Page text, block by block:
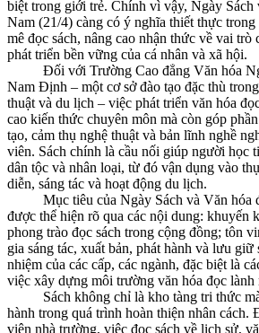
biệt trong giới trẻ. Chính vì vậy, Ngày Sách
Nam (21/4) càng có ý nghĩa thiết thực
mê đọc sách, nâng cao nhận thức về vai
phát triển bền vững của cá nhân và xã hội.
Đối với Trường Cao đẳng Văn hóa
Nam Định – một cơ sở đào tạo đặc thù
thuật và du lịch – việc phát triển văn hóa
cao kiến thức chuyên môn mà còn góp
tạo, cảm thụ nghệ thuật và bản lĩnh nghề
viên. Sách chính là cầu nối giúp người học
dân tộc và nhân loại, từ đó vận dụng vào
diễn, sáng tác và hoạt động du lịch.
Mục tiêu của Ngày Sách và Văn hóa
được thể hiện rõ qua các nội dung: khuyến
phong trào đọc sách trong cộng đồng; tôn
gia sáng tác, xuất bản, phát hành và lưu giữ
nhiệm của các cấp, các ngành, đặc biệt là
việc xây dựng môi trường văn hóa đọc lành
Sách không chỉ là kho tàng tri thức mà
hành trong quá trình hoàn thiện nhân cách.
viên nhà trường, việc đọc sách về lịch sử,